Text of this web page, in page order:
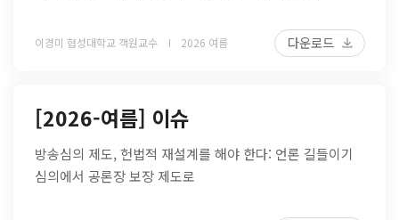
이경미 협성대학교 객원교수 2026 여름 다운로드
[2026-여름] 이슈
방송심의 제도, 헌법적 재설계를 해야 한다: 언론 길들이기
심의에서 공론장 보장 제도로